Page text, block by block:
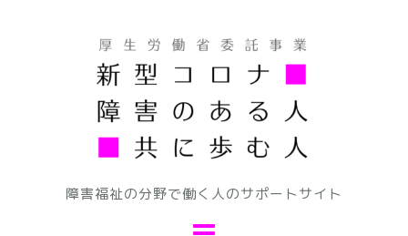
障害福祉の分野で働く人のサポートサイト